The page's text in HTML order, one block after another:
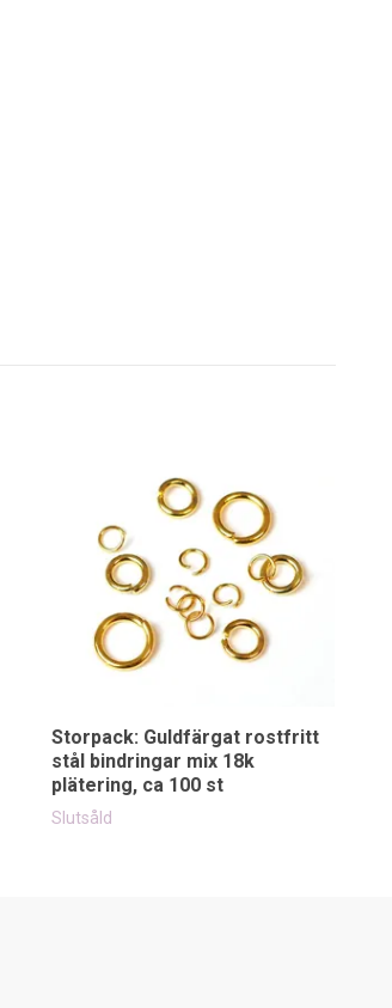
Storpack: Guldfärgat rostfritt
stål bindringar mix 18k
plätering, ca 100 st
Slutsåld